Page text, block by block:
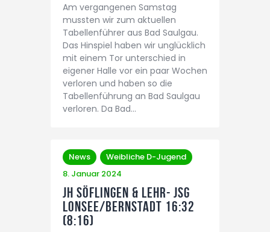
Am vergangenen Samstag
mussten wir zum aktuellen
Tabellenführer aus Bad Saulgau.
Das Hinspiel haben wir unglücklich
mit einem Tor unterschied in
eigener Halle vor ein paar Wochen
verloren und haben so die
Tabellenführung an Bad Saulgau
verloren. Da Bad…
News
Weibliche D-Jugend
8. Januar 2024
JH Söflingen & Lehr- JSG
Lonsee/Bernstadt 16:32
(8:16)